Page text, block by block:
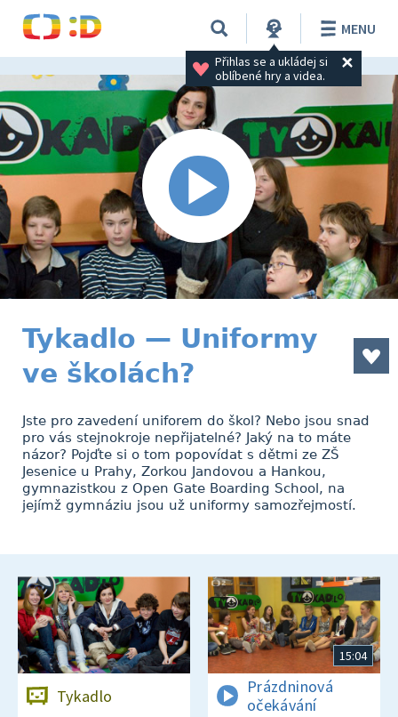
Přihlas se a ukládej si
oblíbené hry a videa.
MENU
Tykadlo — Uniformy
ve školách?
Jste pro zavedení uniforem do škol? Nebo jsou snad
pro vás stejnokroje nepřijatelné? Jaký na to máte
názor? Pojďte si o tom popovídat s dětmi ze ZŠ
Jesenice u Prahy, Zorkou Jandovou a Hankou,
gymnazistkou z Open Gate Boarding School, na
jejímž gymnáziu jsou už uniformy samozřejmostí.
Tykadlo
15:04
Prázdninová
očekávání